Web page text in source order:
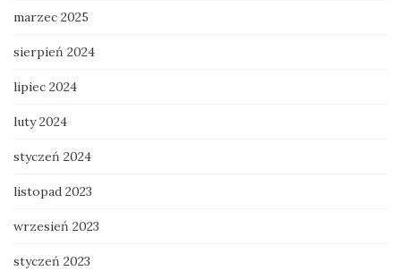
marzec 2025
sierpień 2024
lipiec 2024
luty 2024
styczeń 2024
listopad 2023
wrzesień 2023
styczeń 2023